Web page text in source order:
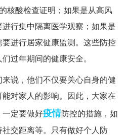
核酸检查证明；如果是从高风
行集中隔离医学观察；如果是
进行居家健康监测。这些防控
过年期间的健康安全。
说，他们不仅要关心自身的健
对家人的影响。因此，大家在
定要做好疫情防控的措施，如
交距离等。只有做好个人防